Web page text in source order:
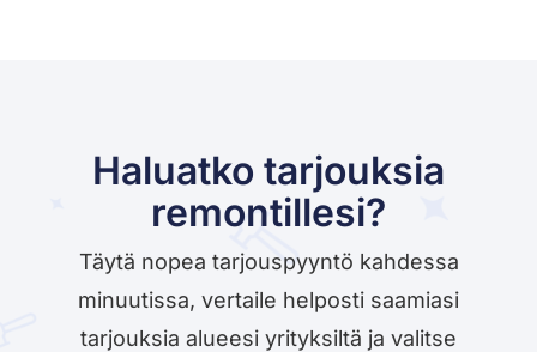
Haluatko tarjouksia
remontillesi?
Täytä nopea tarjouspyyntö kahdessa
minuutissa, vertaile helposti saamiasi
tarjouksia alueesi yrityksiltä ja valitse